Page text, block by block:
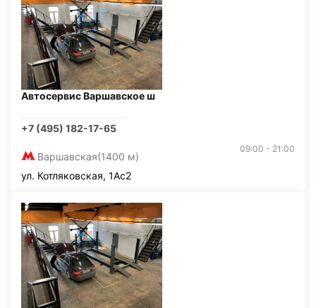
Автосервис Варшавское ш
+7 (495) 182-17-65
Варшавская(1400 м)
09:00 - 21:00
ул. Котляковская, 1Ас2